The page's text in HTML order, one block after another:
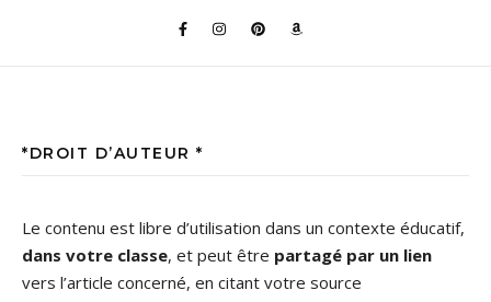
*DROIT D’AUTEUR *
Le contenu est libre d’utilisation dans un contexte éducatif,
dans votre classe, et peut être partagé par un lien
vers l’article concerné, en citant votre source